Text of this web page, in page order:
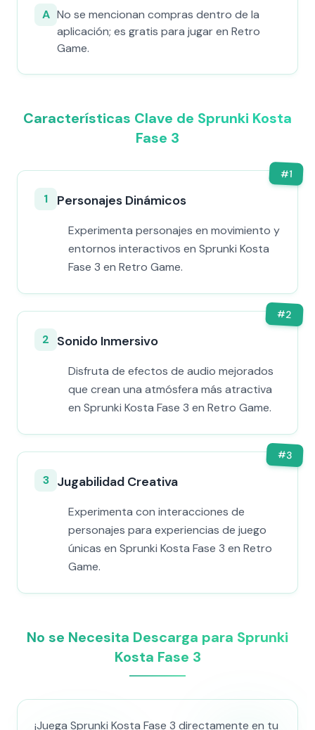
A No se mencionan compras dentro de la
aplicación; es gratis para jugar en Retro
Game.
Características Clave de Sprunki Kosta
Fase 3
#1
1 Personajes Dinámicos
Experimenta personajes en movimiento y
entornos interactivos en Sprunki Kosta
Fase 3 en Retro Game.
#2
2 Sonido Inmersivo
Disfruta de efectos de audio mejorados
que crean una atmósfera más atractiva
en Sprunki Kosta Fase 3 en Retro Game.
#3
3 Jugabilidad Creativa
Experimenta con interacciones de
personajes para experiencias de juego
únicas en Sprunki Kosta Fase 3 en Retro
Game.
No se Necesita Descarga para Sprunki
Kosta Fase 3
¡Juega Sprunki Kosta Fase 3 directamente en tu